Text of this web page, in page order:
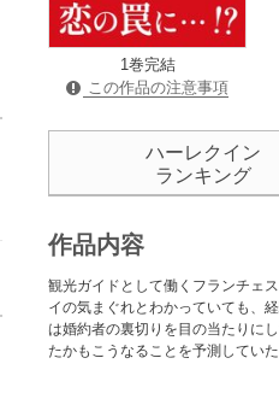
1巻完結
この作品の注意事項
ハーレクイン
ランキング
作品内容
観光ガイドとして働くフランチェ
イの気まぐれとわかっていても、
は婚約者の裏切りを目の当たりに
たかもこうなることを予測していた